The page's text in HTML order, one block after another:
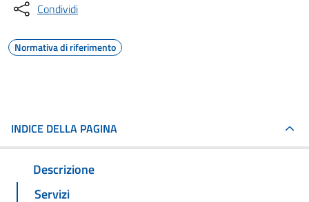
Condividi
Normativa di riferimento
INDICE DELLA PAGINA
Descrizione
Servizi